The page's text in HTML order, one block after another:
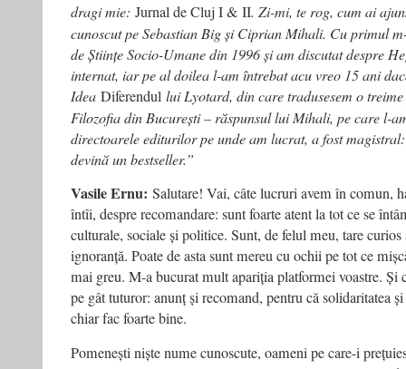
dragi mie: Jurnal de Cluj I & II. Zi-mi, te rog, cum ai
cunoscut pe Sebastian Big și Ciprian Mihali. Cu primul
de Științe Socio-Umane din 1996 și am discutat despre
internat, iar pe al doilea l-am întrebat acu vreo 15 ani
Idea Diferendul lui Lyotard, din care tradusesem o
Filozofia din București – răspunsul lui Mihali, pe care l-
directoarele editurilor pe unde am lucrat, a fost
devină un bestseller.”
Vasile Ernu: Salutare! Vai, câte lucruri avem în comun,
întîi, despre recomandare: sunt foarte atent la tot ce se
culturale, sociale și politice. Sunt, de felul meu, tare
ignoranță. Poate de asta sunt mereu cu ochii pe tot ce
mai greu. M-a bucurat mult apariția platformei voastre. Și
pe gât tuturor: anunț și recomand, pentru că solidaritatea
chiar fac foarte bine.
Pomenești niște nume cunoscute, oameni pe care-i